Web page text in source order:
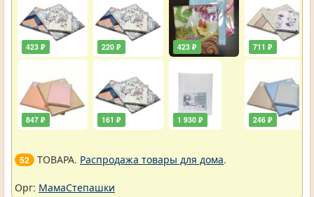
423 ₽
847 ₽
220 ₽
161 ₽
423 ₽
1 930 ₽
711 ₽
246 ₽
52 ТОВАРА. Распродажа товары для дома.
Орг: МамаСтепашки